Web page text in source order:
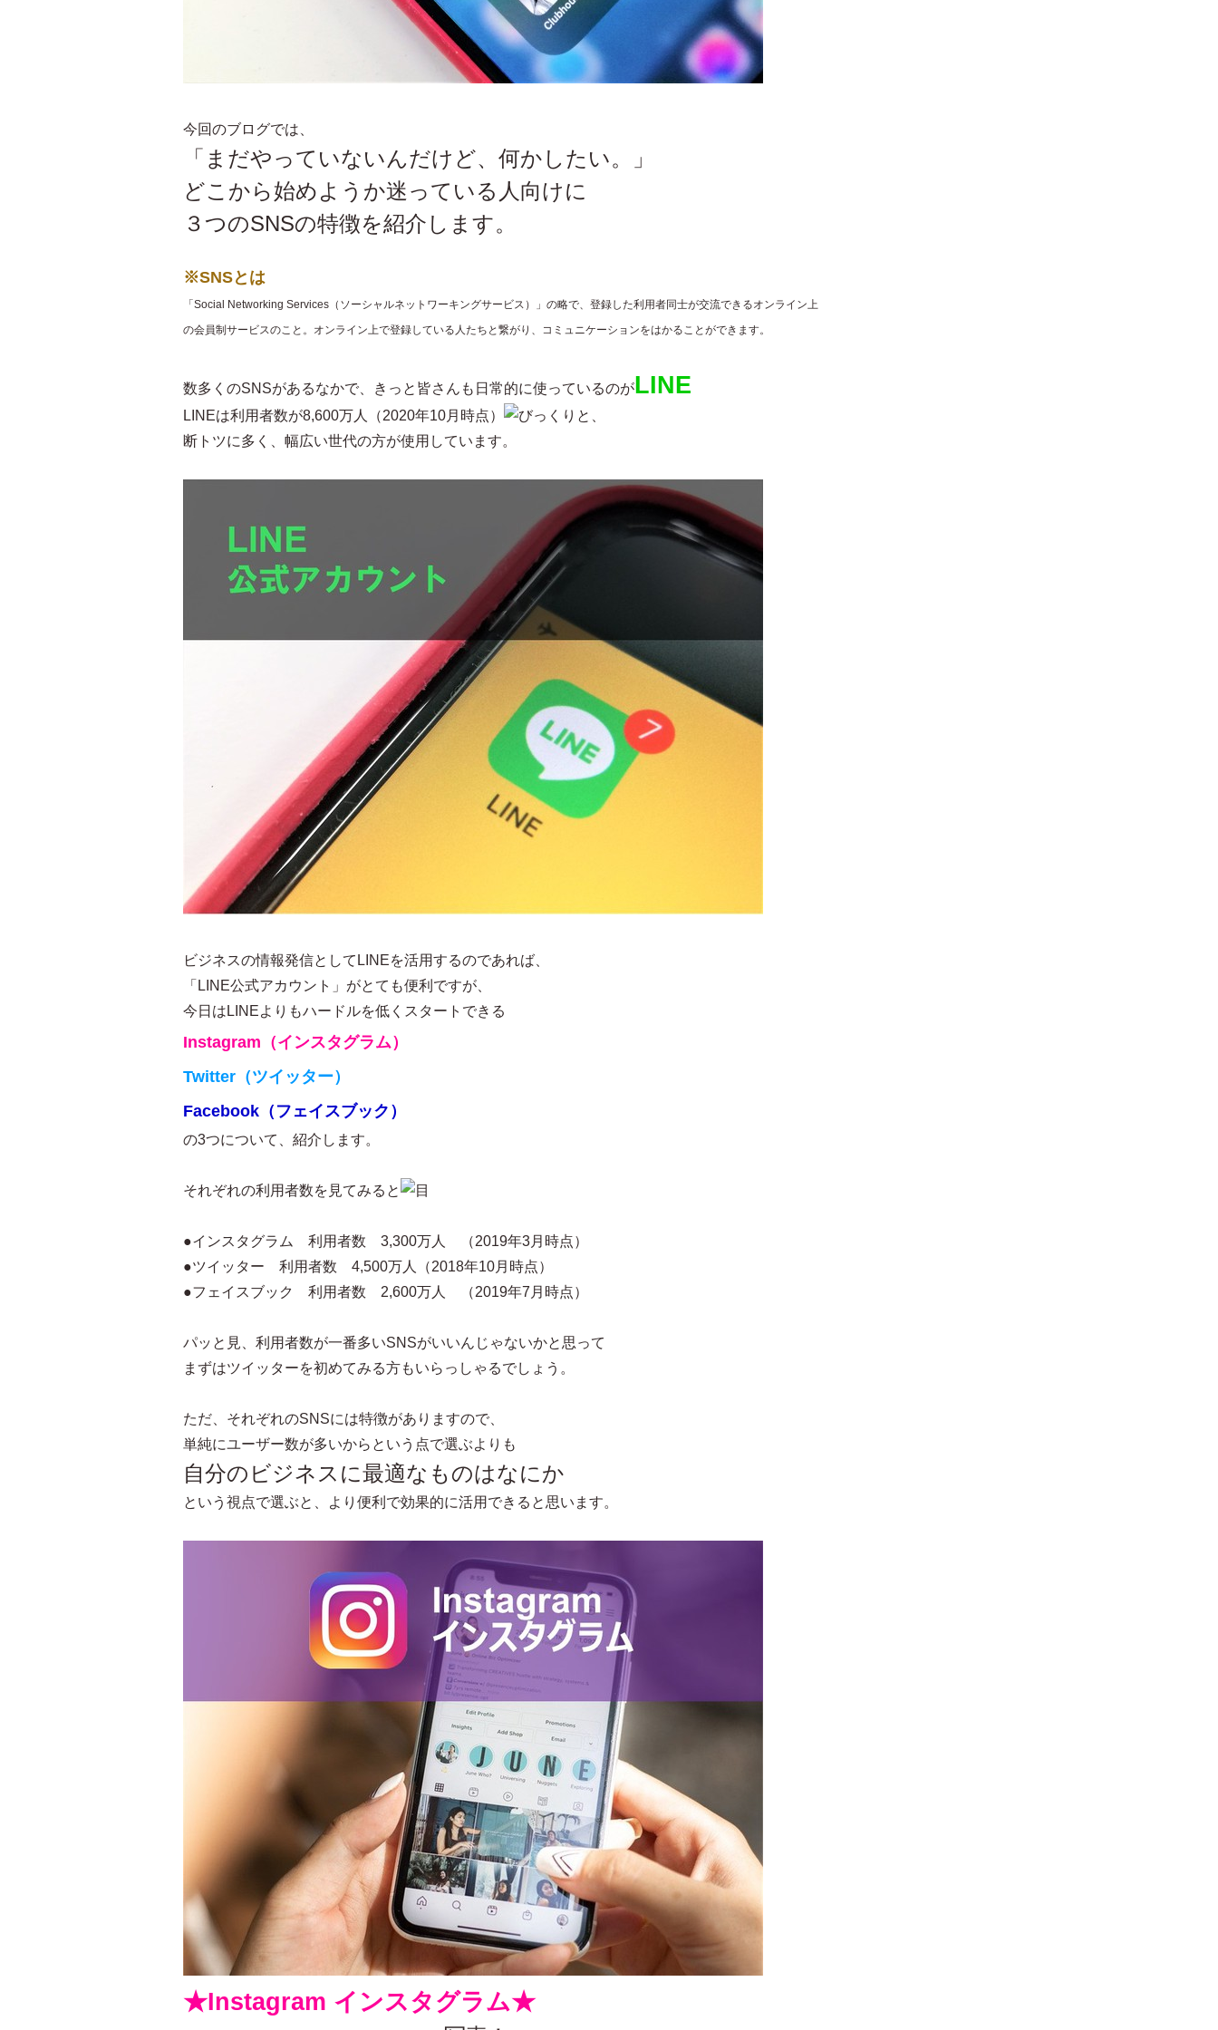
今回のブログでは、
「まだやっていないんだけど、何かしたい。」
どこから始めようか迷っている人向けに
３つのSNSの特徴を紹介します。
※SNSとは
「Social Networking Services（ソーシャルネットワーキングサービス）」の略で、登録した利用者同士が交流できるオンライン上
の会員制サービスのこと。オンライン上で登録している人たちと繋がり、コミュニケーションをはかることができます。
数多くのSNSがあるなかで、きっと皆さんも日常的に使っているのがLINE
LINEは利用者数が8,600万人（2020年10月時点）
と、
断トツに多く、幅広い世代の方が使用しています。
ビジネスの情報発信としてLINEを活用するのであれば、
「LINE公式アカウント」がとても便利ですが、
今日はLINEよりもハードルを低くスタートできる
Instagram（インスタグラム）
Twitter（ツイッター）
Facebook（フェイスブック）
の3つについて、紹介します。
それぞれの利用者数を見てみると
●インスタグラム 利用者数 3,300万人 （2019年3月時点）
●ツイッター 利用者数 4,500万人（2018年10月時点）
●フェイスブック 利用者数 2,600万人 （2019年7月時点）
パッと見、利用者数が一番多いSNSがいいんじゃないかと思って
まずはツイッターを初めてみる方もいらっしゃるでしょう。
ただ、それぞれのSNSには特徴がありますので、
単純にユーザー数が多いからという点で選ぶよりも
自分のビジネスに最適なものはなにか
という視点で選ぶと、より便利で効果的に活用できると思います。
★Instagram インスタグラム★